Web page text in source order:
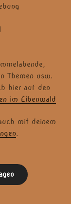
Themen usw.
hier auf den
im Eibenwald
mit deinem
.